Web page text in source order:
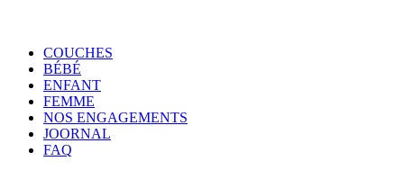
COUCHES
BÉBÉ
ENFANT
FEMME
NOS ENGAGEMENTS
JOORNAL
FAQ